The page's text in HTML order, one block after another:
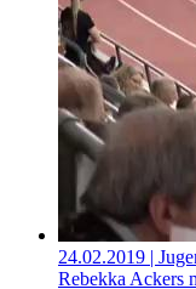
24.02.2019 |
Rebekka Ackers